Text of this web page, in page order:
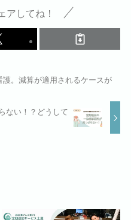
アしてね！
護。減算が適用されるケースが
ない！？どうして